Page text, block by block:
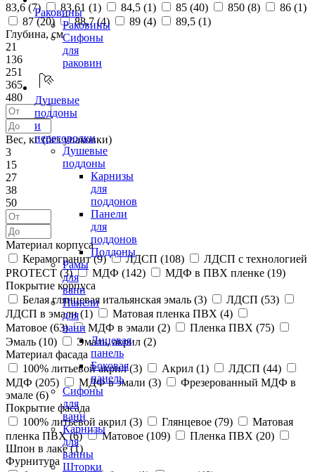
Раковины
Раковины
Сифоны
для
раковин
Душевые
поддоны
и
перегородки
Душевые
поддоны
Карнизы
для
поддонов
Панели
для
поддонов
Поддоны
Рамы
для
ванн
Панели
для
ванн
Лицевая
панель
Боковая
панель
Сифоны
для
ванн
Карнизы
для
ванны
Шторки
83,6 (7) 83,61 (1) 84,5 (1) 85 (40) 850 (8) 86 (1)
87 (20) 88,7 (4) 89 (4) 89,5 (1)
Глубина, см
21
136
251
365
480
Вес, кг (без упаковки)
3
15
27
38
50
Материал корпуса
Керамогранит (9) ЛДСП (108)
ЛДСП с технологией
PROTECT (3) МДФ (142) МДФ в ПВХ пленке (19)
Покрытие корпуса
Белая глянцевая итальянская эмаль (3) ЛДСП (53)
ЛДСП в эмали (1) Матовая пленка ПВХ (4)
Матовое (63) МДФ в эмали (2) Пленка ПВХ (75)
Эмаль (10) Эмаль, акрил (2)
Материал фасада
100% литьевой акрил (3) Акрил (1) ЛДСП (44)
МДФ (205) МДФ в эмали (3)
Фрезерованный МДФ в
эмале (6)
Покрытие фасада
100% литьевой акрил (3) Глянцевое (79)
Матовая
пленка ПВХ (6) Матовое (109) Пленка ПВХ (20)
Шпон в лаке (1)
Фурнитура